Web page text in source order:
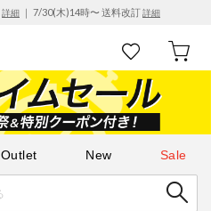
詳細 ｜ 7/30(木)14時〜 送料改訂詳細
Outlet New Sale